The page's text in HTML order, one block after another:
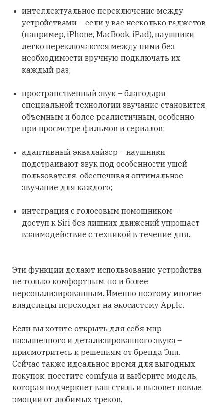
интеллектуальное переключение между
устройствами – если у вас несколько гаджетов
(например, iPhone, MacBook, iPad), наушники
легко переключаются между ними без
необходимости вручную подключать их
каждый раз;
пространственный звук – благодаря
специальной технологии звучание становится
объемным и более реалистичным, особенно
при просмотре фильмов и сериалов;
адаптивный эквалайзер – наушники
подстраивают звук под особенности ушей
пользователя, обеспечивая оптимальное
звучание для каждого;
интеграция с голосовым помощником –
доступ к Siri без лишних движений упрощает
взаимодействие с техникой в течение дня.
Эти функции делают использование устройства
не только комфортным, но и более
персонализированным. Именно поэтому многие
владельцы переходят на экосистему Apple.
Если вы хотите открыть для себя мир
насыщенного и детализированного звука –
присмотритесь к решениям от бренда Эпл.
Сейчас также идеальное время для выгодных
покупок: посетите comfy.ua и выберите модель,
которая подчеркнет ваш стиль и вызовет новые
эмоции от любимых треков.